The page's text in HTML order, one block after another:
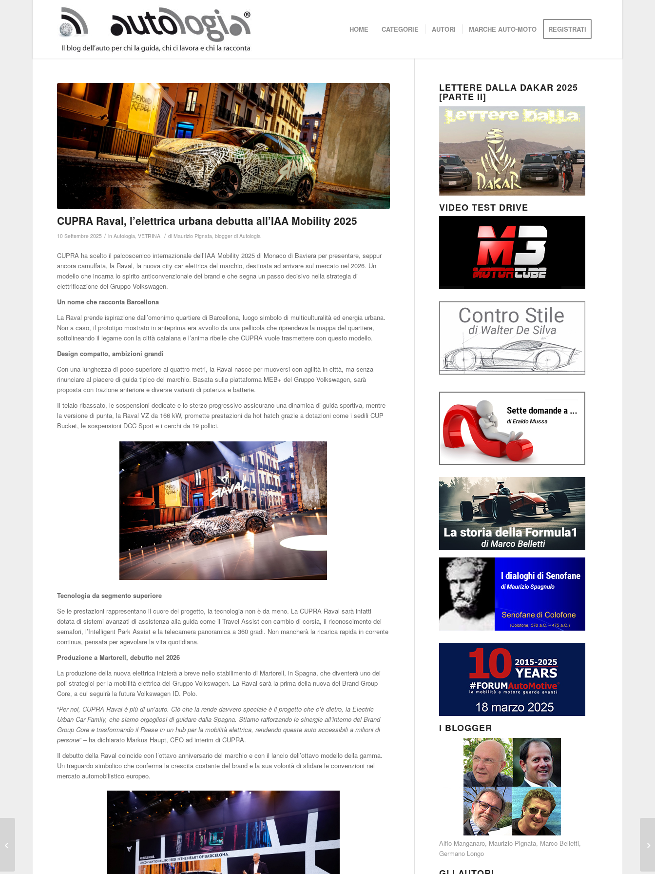
HOME CATEGORIE AUTORI MARCHE AUTO-MOTO REGISTRATI
CUPRA Raval, l’elettrica urbana debutta all’IAA Mobility 2025
10 Settembre 2025 / inAutologia,VETRINA / diMaurizio Pignata, blogger di Autologia
CUPRA ha scelto il palcoscenico internazionale dell’IAA Mobility 2025 di Monaco di Baviera per presentare, seppur
ancora camuffata, la Raval, la nuova city car elettrica del marchio, destinata ad arrivare sul mercato nel 2026. Un
modello che incarna lo spirito anticonvenzionale del brand e che segna un passo decisivo nella strategia di
elettrificazione del Gruppo Volkswagen.
Un nome che racconta Barcellona
La Raval prende ispirazione dall’omonimo quartiere di Barcellona, luogo simbolo di multiculturalità ed energia urbana.
Non a caso, il prototipo mostrato in anteprima era avvolto da una pellicola che riprendeva la mappa del quartiere,
sottolineando il legame con la città catalana e l’anima ribelle che CUPRA vuole trasmettere con questo modello.
Design compatto, ambizioni grandi
Con una lunghezza di poco superiore ai quattro metri, la Raval nasce per muoversi con agilità in città, ma senza
rinunciare al piacere di guida tipico del marchio. Basata sulla piattaforma MEB+ del Gruppo Volkswagen, sarà
proposta con trazione anteriore e diverse varianti di potenza e batterie.
Il telaio ribassato, le sospensioni dedicate e lo sterzo progressivo assicurano una dinamica di guida sportiva, mentre
la versione di punta, la Raval VZ da 166 kW, promette prestazioni da hot hatch grazie a dotazioni come i sedili CUP
Bucket, le sospensioni DCC Sport e i cerchi da 19 pollici.
Tecnologia da segmento superiore
Se le prestazioni rappresentano il cuore del progetto, la tecnologia non è da meno. La CUPRA Raval sarà infatti
dotata di sistemi avanzati di assistenza alla guida come il Travel Assist con cambio di corsia, il riconoscimento dei
semafori, l’Intelligent Park Assist e la telecamera panoramica a 360 gradi. Non mancherà la ricarica rapida in corrente
continua, pensata per agevolare la vita quotidiana.
Produzione a Martorell, debutto nel 2026
La produzione della nuova elettrica inizierà a breve nello stabilimento di Martorell, in Spagna, che diventerà uno dei
poli strategici per la mobilità elettrica del Gruppo Volkswagen. La Raval sarà la prima della nuova del Brand Group
Core, a cui seguirà la futura Volkswagen ID. Polo.
“Per noi, CUPRA Raval è più di un’auto. Ciò che la rende davvero speciale è il progetto che c’è dietro, la Electric
Urban Car Family, che siamo orgogliosi di guidare dalla Spagna. Stiamo rafforzando le sinergie all’interno del Brand
Group Core e trasformando il Paese in un hub per la mobilità elettrica, rendendo queste auto accessibili a milioni di
persone” – ha dichiarato Markus Haupt, CEO ad interim di CUPRA.
Il debutto della Raval coincide con l’ottavo anniversario del marchio e con il lancio dell’ottavo modello della gamma.
Un traguardo simbolico che conferma la crescita costante del brand e la sua volontà di sfidare le convenzioni nel
mercato automobilistico europeo.
LETTERE DALLA DAKAR 2025
[PARTE II]
VIDEO TEST DRIVE
I BLOGGER
Alfio Manganaro, Maurizio Pignata, Marco Belletti,
Germano Longo